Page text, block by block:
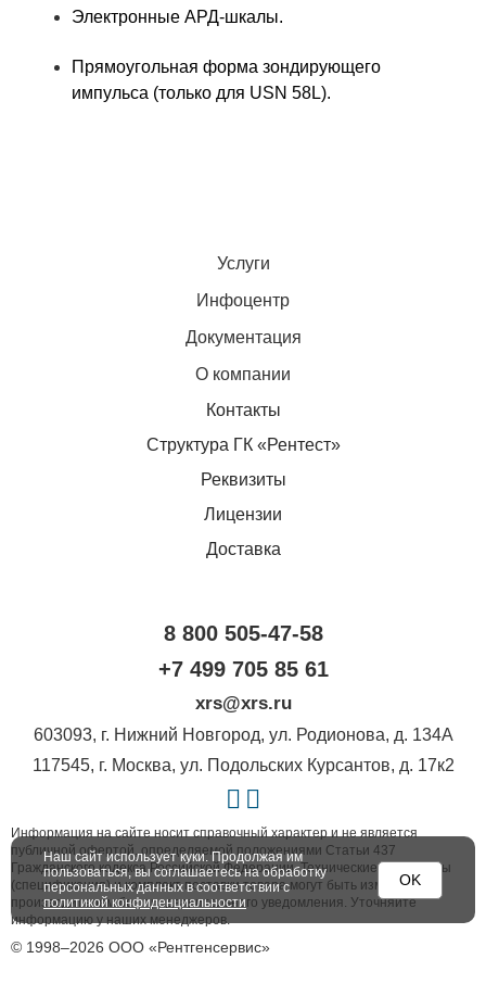
Электронные АРД-шкалы.
Прямоугольная форма зондирующего
импульса (только для USN 58L).
Услуги
Инфоцентр
Документация
О компании
Контакты
Структура ГК «Рентест»
Реквизиты
Лицензии
Доставка
8 800 505-47-58
+7 499 705 85 61
xrs@xrs.ru
603093, г. Нижний Новгород, ул. Родионова, д. 134А
117545, г. Москва, ул. Подольских Курсантов, д. 17к2
Информация на сайте носит справочный характер и не является
публичной офертой, определяемой положениями Статьи 437
Гражданского кодекса Российской Федерации. Технические параметры
(спецификация) и комплект поставки товара могут быть изменены
производителем без предварительного уведомления. Уточняйте
информацию у наших менеджеров.
© 1998–2026 ООО «Рентгенсервис»
Наш сайт использует куки. Продолжая им
пользоваться, вы соглашаетесь на обработку
персональных данных в соответствии с
политикой конфиденциальности
OK